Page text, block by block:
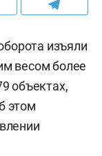
изъяли
весом более
объектах,
этом